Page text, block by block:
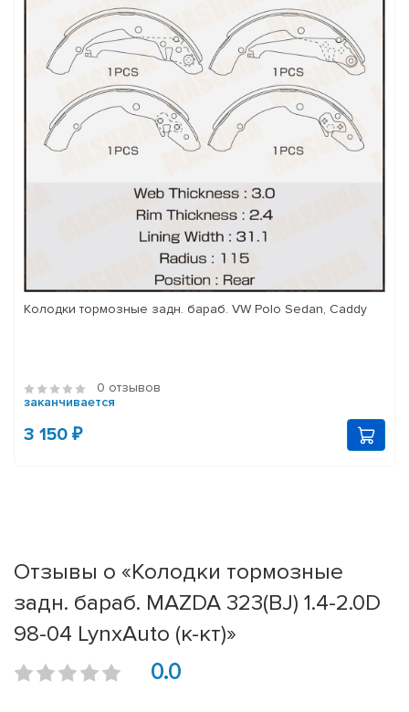
Колодки тормозные задн. бараб. VW Polo Sedan, Caddy
0 отзывов
заканчивается
3 150 ₽
Отзывы о «Колодки тормозные
задн. бараб. MAZDA 323(BJ) 1.4-2.0D
98-04 LynxAuto (к-кт)»
0.0